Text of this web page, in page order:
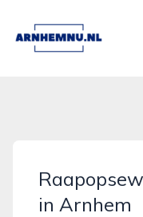
arnhemnu.nl
in Arnhem